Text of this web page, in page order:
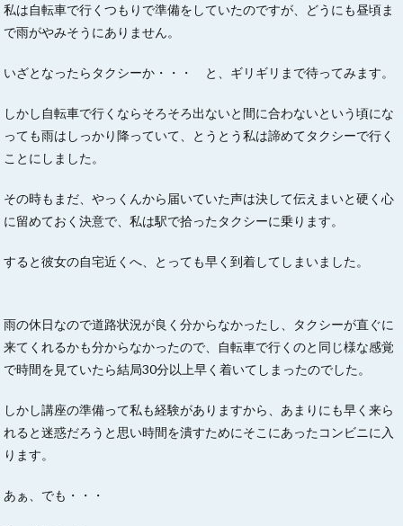
私は自転車で行くつもりで準備をしていたのですが、どうにも昼頃ま
で雨がやみそうにありません。
いざとなったらタクシーか・・・ と、ギリギリまで待ってみます。
しかし自転車で行くならそろそろ出ないと間に合わないという頃にな
っても雨はしっかり降っていて、とうとう私は諦めてタクシーで行く
ことにしました。
その時もまだ、やっくんから届いていた声は決して伝えまいと硬く心
に留めておく決意で、私は駅で拾ったタクシーに乗ります。
すると彼女の自宅近くへ、とっても早く到着してしまいました。
雨の休日なので道路状況が良く分からなかったし、タクシーが直ぐに
来てくれるかも分からなかったので、自転車で行くのと同じ様な感覚
で時間を見ていたら結局30分以上早く着いてしまったのでした。
しかし講座の準備って私も経験がありますから、あまりにも早く来ら
れると迷惑だろうと思い時間を潰すためにそこにあったコンビニに入
ります。
あぁ、でも・・・